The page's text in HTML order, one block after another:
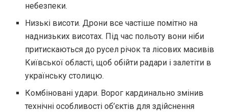
небезпеки.
Низькі висоти. Дрони все частіше помітно на
наднизьких висотах. Під час польоту вони ніби
притискаються до русел річок та лісових масивів
Київської області, щоб обійти радари і залетіти в
українську столицю.
Комбіновані удари. Ворог кардинально змінив
технічні особливості об’єктів для здійснення